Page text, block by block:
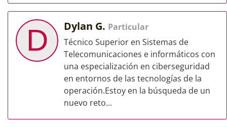
D Dylan G. Particular
Técnico Superior en Sistemas de
Telecomunicaciones e informáticos con
una especialización en ciberseguridad
en entornos de las tecnologías de la
operación.Estoy en la búsqueda de un
nuevo reto...